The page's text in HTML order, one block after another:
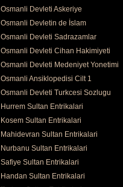
Osmanli Devleti Askeriye
Osmanli Devletin de İslam
Osmanli Devleti Sadrazamlar
Osmanli Devleti Cihan Hakimiyeti
Osmanli Devleti Medeniyet Yonetimi
Osmanli Ansiklopedisi Cilt 1
Osmanli Devleti Turkcesi Sozlugu
Hurrem Sultan Entrikalari
Kosem Sultan Entrikalari
Mahidevran Sultan Entrikalari
Nurbanu Sultan Entrikalari
Safiye Sultan Entrikalari
Handan Sultan Entrikalari